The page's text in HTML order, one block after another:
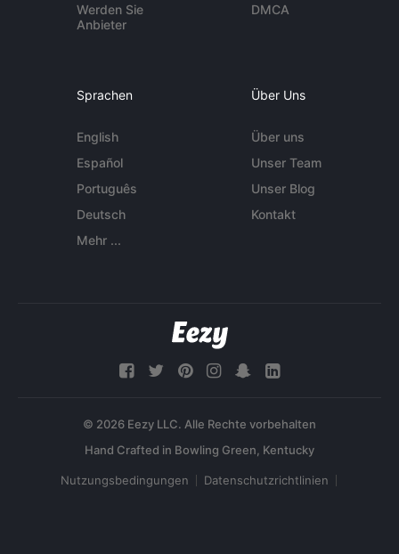
Werden Sie
Anbieter
DMCA
Sprachen
English
Español
Português
Deutsch
Mehr ...
Über Uns
Über uns
Unser Team
Unser Blog
Kontakt
© 2026 Eezy LLC. Alle Rechte vorbehalten
Nutzungsbedingungen Datenschutzrichtlinien